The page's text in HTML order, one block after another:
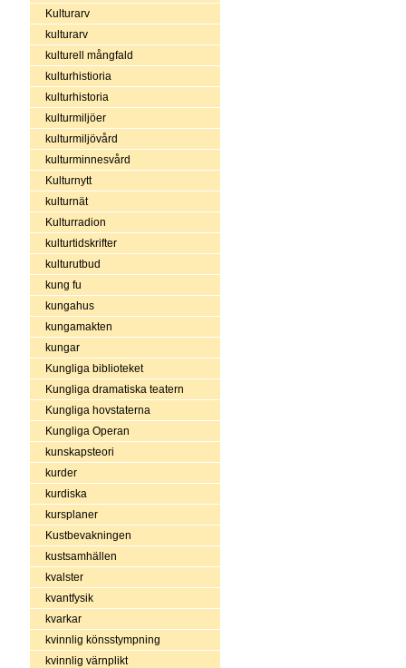
Kulturarv
kulturarv
kulturell mångfald
kulturhistioria
kulturhistoria
kulturmiljöer
kulturmiljövård
kulturminnesvård
Kulturnytt
kulturnät
Kulturradion
kulturtidskrifter
kulturutbud
kung fu
kungahus
kungamakten
kungar
Kungliga biblioteket
Kungliga dramatiska teatern
Kungliga hovstaterna
Kungliga Operan
kunskapsteori
kurder
kurdiska
kursplaner
Kustbevakningen
kustsamhällen
kvalster
kvantfysik
kvarkar
kvinnlig könsstympning
kvinnlig värnplikt